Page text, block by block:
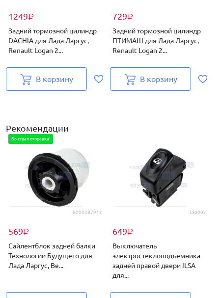
1249₽
Задний тормозной цилиндр
DACHIA для Лада Ларгус,
Renault Logan 2...
В корзину
729₽
Задний тормозной цилиндр
ПТИМАШ для Лада Ларгус,
Renault Logan 2...
В корзину
Рекомендации
8200287912
569₽
Быстрая отправка!
Сайлентблок задней балки
Технологии Будущего для
Лада Ларгус, Ве...
LS0007
649₽
Выключатель
электростеклоподъемника
задней правой двери ILSA
для...